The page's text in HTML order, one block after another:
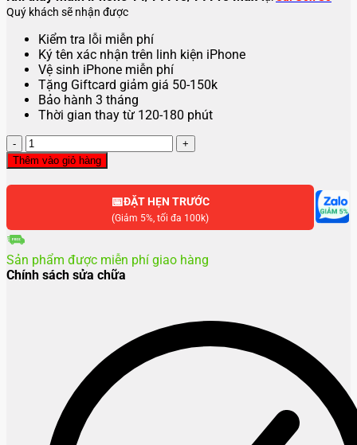
Quý khách sẽ nhận được
Kiểm tra lỗi miễn phí
Ký tên xác nhận trên linh kiện iPhone
Vệ sinh iPhone miễn phí
Tặng Giftcard giảm giá 50-150k
Bảo hành 3 tháng
Thời gian thay từ 120-180 phút
Thay
main
iPhone
14
Pro
14
Pro
Thêm vào giỏ hàng
📅ĐẶT HẸN TRƯỚC
(Giảm 5%, tối đa 100k)
Sản phẩm được miễn phí giao hàng
Chính sách sửa chữa